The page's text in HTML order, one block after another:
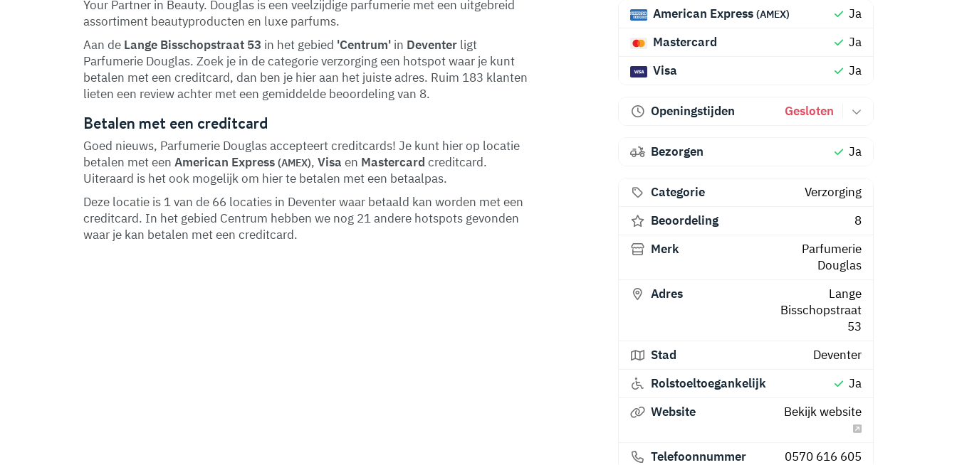
Your Partner in Beauty. Douglas is een veelzijdige parfumerie met een uitgebreid
assortiment beautyproducten en luxe parfums.
Aan de Lange Bisschopstraat 53 in het gebied 'Centrum' in Deventer ligt
Parfumerie Douglas. Zoek je in de categorie verzorging een hotspot waar je kunt
betalen met een creditcard, dan ben je hier aan het juiste adres. Ruim 183 klanten
lieten een review achter met een gemiddelde beoordeling van 8.
Betalen met een creditcard
Goed nieuws, Parfumerie Douglas accepteert creditcards! Je kunt hier op locatie
betalen met een American Express (AMEX), Visa en Mastercard creditcard.
Uiteraard is het ook mogelijk om hier te betalen met een betaalpas.
Deze locatie is 1 van de 66 locaties in Deventer waar betaald kan worden met een
creditcard. In het gebied Centrum hebben we nog 21 andere hotspots gevonden
waar je kan betalen met een creditcard.
American Express (AMEX)
Ja
Mastercard
Ja
Visa
Ja
Openingstijden Gesloten
Bezorgen Ja
Categorie
Verzorging
Beoordeling
8
Merk
Parfumerie
Douglas
Adres
Lange
Bisschopstraat
53
Stad
Deventer
Rolstoeltoegankelijk
Ja
Website
Bekijk website
Telefoonnummer 0570 616 605